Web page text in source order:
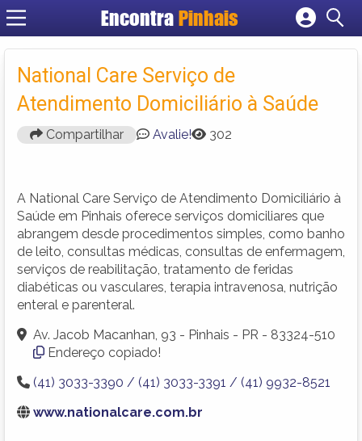
Encontra Pinhais
Cadastrar empresa
Criar conta
National Care Serviço de
Atendimento Domiciliário à Saúde
Compartilhar Avalie! 302
A National Care Serviço de Atendimento Domiciliário à
Saúde em Pinhais oferece serviços domiciliares que
abrangem desde procedimentos simples, como banho
de leito, consultas médicas, consultas de enfermagem,
serviços de reabilitação, tratamento de feridas
diabéticas ou vasculares, terapia intravenosa, nutrição
enteral e parenteral.
Av. Jacob Macanhan, 93 - Pinhais - PR - 83324-510
Endereço copiado!
(41) 3033-3390 / (41) 3033-3391 / (41) 9932-8521
www.nationalcare.com.br